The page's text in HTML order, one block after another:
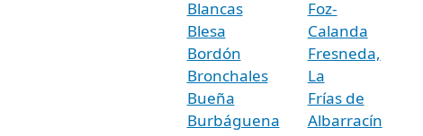
Blancas
Blesa
Bordón
Bronchales
Bueña
Burbáguena
Foz-
Calanda
Fresneda,
La
Frías de
Albarracín